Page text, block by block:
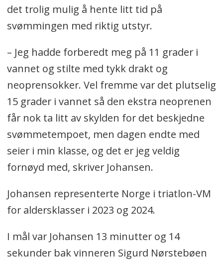
det trolig mulig å hente litt tid på
svømmingen med riktig utstyr.
– Jeg hadde forberedt meg på 11 grader i
vannet og stilte med tykk drakt og
neoprensokker. Vel fremme var det plutselig
15 grader i vannet så den ekstra neoprenen
får nok ta litt av skylden for det beskjedne
svømmetempoet, men dagen endte med
seier i min klasse, og det er jeg veldig
fornøyd med, skriver Johansen.
Johansen representerte Norge i triatlon-VM
for aldersklasser i 2023 og 2024.
I mål var Johansen 13 minutter og 14
sekunder bak vinneren Sigurd Nørstebøen